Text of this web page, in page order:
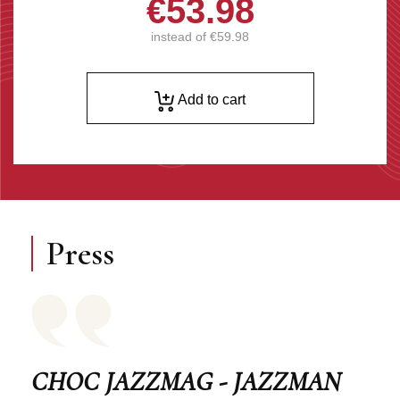
€53.98
instead of €59.98
Add to cart
Press
CHOC JAZZMAG - JAZZMAN